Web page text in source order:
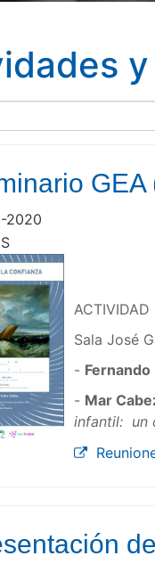
2020
Sala José
-
- Mar
infantil: un